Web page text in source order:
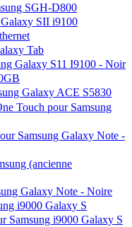
SGH-D800
SII i9100
Tab
Galaxy S11 I9100 - Noir
Galaxy ACE S5830
Touch pour Samsung
Samsung Galaxy Note -
(ancienne
Galaxy Note - Noire
i9000 Galaxy S
Samsung i9000 Galaxy S